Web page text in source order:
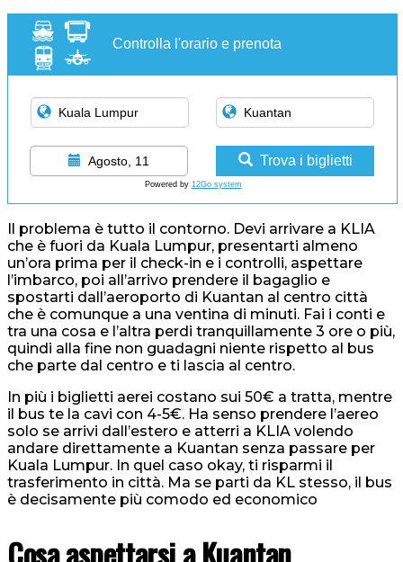
Controlla l'orario e prenota
Agosto, 11 Trova i biglietti
Powered by 12Go system
Il problema è tutto il contorno. Devi arrivare a KLIA
che è fuori da Kuala Lumpur, presentarti almeno
un’ora prima per il check-in e i controlli, aspettare
l’imbarco, poi all’arrivo prendere il bagaglio e
spostarti dall’aeroporto di Kuantan al centro città
che è comunque a una ventina di minuti. Fai i conti e
tra una cosa e l’altra perdi tranquillamente 3 ore o più,
quindi alla fine non guadagni niente rispetto al bus
che parte dal centro e ti lascia al centro.
In più i biglietti aerei costano sui 50€ a tratta, mentre
il bus te la cavi con 4-5€. Ha senso prendere l’aereo
solo se arrivi dall’estero e atterri a KLIA volendo
andare direttamente a Kuantan senza passare per
Kuala Lumpur. In quel caso okay, ti risparmi il
trasferimento in città. Ma se parti da KL stesso, il bus
è decisamente più comodo ed economico
Cosa aspettarsi a Kuantan